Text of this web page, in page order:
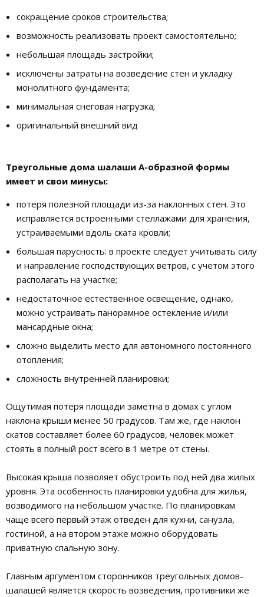
сокращение сроков строительства;
возможность реализовать проект самостоятельно;
небольшая площадь застройки;
исключены затраты на возведение стен и укладку
монолитного фундамента;
минимальная снеговая нагрузка;
оригинальный внешний вид
Треугольные дома шалаши А-образной формы
имеет и свои минусы:
потеря полезной площади из-за наклонных стен. Это
исправляется встроенными стеллажами для хранения,
устраиваемыми вдоль ската кровли;
большая парусность: в проекте следует учитывать силу
и направление господствующих ветров, с учетом этого
располагать на участке;
недостаточное естественное освещение, однако,
можно устраивать панорамное остекление и/или
мансардные окна;
сложно выделить место для автономного постоянного
отопления;
сложность внутренней планировки;
Ощутимая потеря площади заметна в домах с углом
наклона крыши менее 50 градусов. Там же, где наклон
скатов составляет более 60 градусов, человек может
стоять в полный рост всего в 1 метре от стены.
Высокая крыша позволяет обустроить под ней два жилых
уровня. Эта особенность планировки удобна для жилья,
возводимого на небольшом участке. По планировкам
чаще всего первый этаж отведен для кухни, санузла,
гостиной, а на втором этаже можно оборудовать
приватную спальную зону.
Главным аргументом сторонников треугольных домов-
шалашей является скорость возведения, противники же